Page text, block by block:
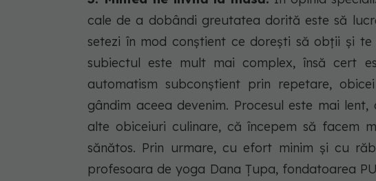
cale de a dobândi greutatea dorită este să
setezi în mod conștient ce dorești să obții și
subiectul este mult mai complex, însă cert
automatism subconștient prin repetare,
gândim aceea devenim. Procesul este mai
alte obiceiuri culinare, că începem să facem
sănătos. Prin urmare, cu efort minim și cu
profesoara de yoga Dana Țupa, fondatoarea